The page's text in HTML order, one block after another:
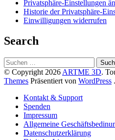
Privatsphäre-Einstellungen
Historie der Privatsphäre-
Einwilligungen widerrufen
Search
Suchen
nach:
© Copyright 2026 ARTME 3D.
Themes Präsentiert von WordPress .
Kontakt & Support
Spenden
Impressum
Allgemeine
Datenschutzerklärung